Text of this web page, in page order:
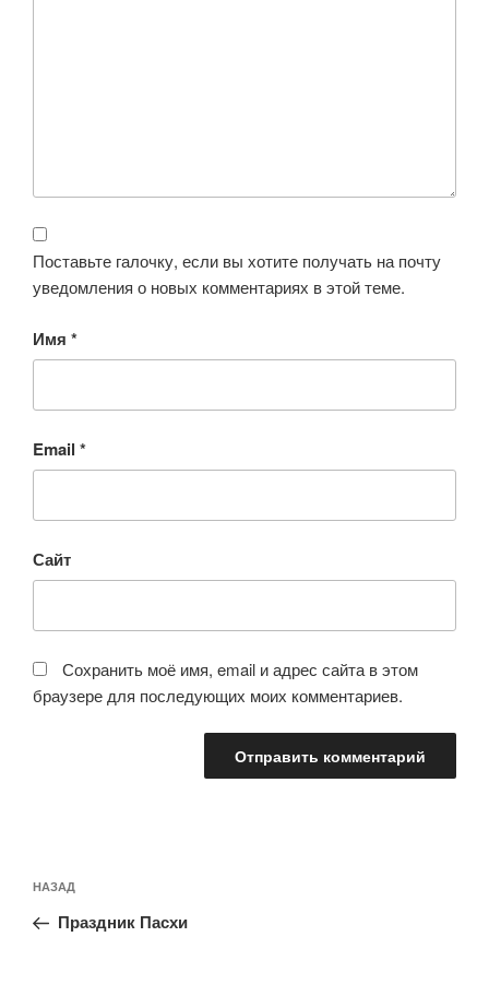
Поставьте галочку, если вы хотите получать на почту
уведомления о новых комментариях в этой теме.
Имя *
Email *
Сайт
Сохранить моё имя, email и адрес сайта в этом
браузере для последующих моих комментариев.
по
записям
Предыдущая
запись:
НАЗАД
Праздник Пасхи